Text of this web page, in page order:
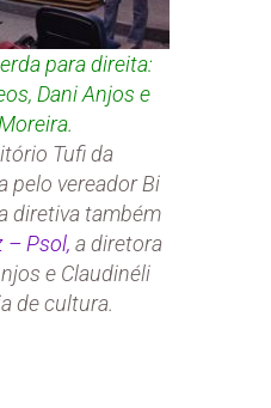
para direita:
Dani Anjos e
Tufi da
pelo vereador Bi
diretiva também
– Psol, a diretora
e Claudinéli
de cultura.